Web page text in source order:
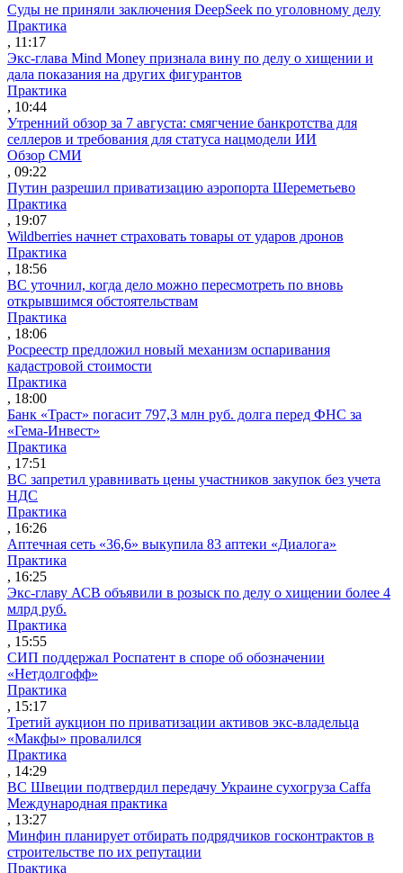
Суды не приняли заключения DeepSeek по уголовному делу
Практика
, 11:17
Экс-глава Mind Money признала вину по делу о хищении и
дала показания на других фигурантов
Практика
, 10:44
Утренний обзор за 7 августа: смягчение банкротства для
селлеров и требования для статуса нацмодели ИИ
Обзор СМИ
, 09:22
Путин разрешил приватизацию аэропорта Шереметьево
Практика
, 19:07
Wildberries начнет страховать товары от ударов дронов
Практика
, 18:56
ВС уточнил, когда дело можно пересмотреть по вновь
открывшимся обстоятельствам
Практика
, 18:06
Росреестр предложил новый механизм оспаривания
кадастровой стоимости
Практика
, 18:00
Банк «Траст» погасит 797,3 млн руб. долга перед ФНС за
«Гема-Инвест»
Практика
, 17:51
ВС запретил уравнивать цены участников закупок без учета
НДС
Практика
, 16:26
Аптечная сеть «36,6» выкупила 83 аптеки «Диалога»
Практика
, 16:25
Экс-главу АСВ объявили в розыск по делу о хищении более 4
млрд руб.
Практика
, 15:55
СИП поддержал Роспатент в споре об обозначении
«Нетдолгофф»
Практика
, 15:17
Третий аукцион по приватизации активов экс-владельца
«Макфы» провалился
Практика
, 14:29
ВС Швеции подтвердил передачу Украине сухогруза Caffa
Международная практика
, 13:27
Минфин планирует отбирать подрядчиков госконтрактов в
строительстве по их репутации
Практика